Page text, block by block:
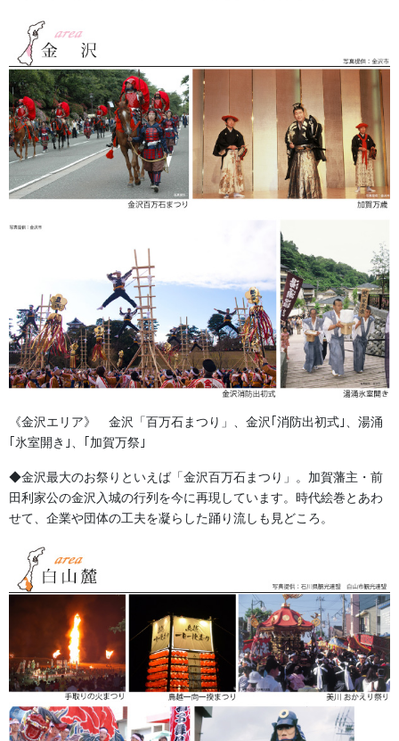
衿に団体名が入る法被について詳しくはこちらから!
オリジナル法被作成について詳しくはこちらから！
森景楽天市場店でお祭り用品多数販売中!!
森景ヤフーショッピング店でお祭り用品多数販売中!!
《金沢エリア》 金沢「百万石まつり」、金沢｢消防出初式｣、湯涌
｢氷室開き｣、｢加賀万祭｣
◆金沢最大のお祭りといえば「金沢百万石まつり」。加賀藩主・前
田利家公の金沢入城の行列を今に再現しています。時代絵巻とあわ
せて、企業や団体の工夫を凝らした踊り流しも見どころ。